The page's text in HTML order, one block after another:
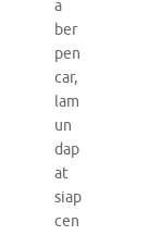
a
ber
pen
car,
lam
un
dap
at
siap
cen